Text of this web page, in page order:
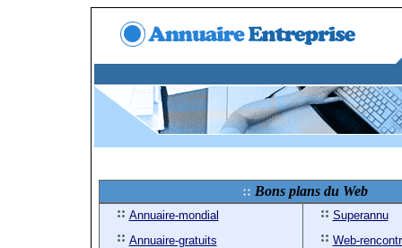
Bons plans du Web
Annuaire-mondial
Annuaire-gratuits
Superannu
Web-